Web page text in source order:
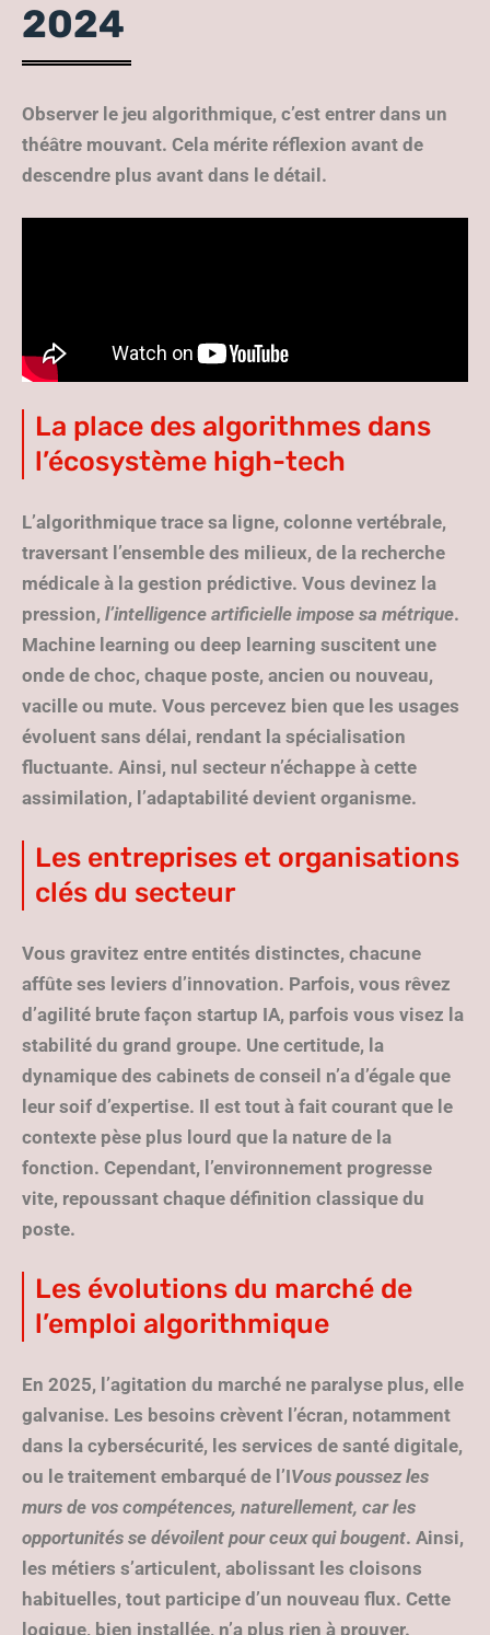
2024
Observer le jeu algorithmique, c’est entrer dans un
théâtre mouvant. Cela mérite réflexion avant de
descendre plus avant dans le détail.
La place des algorithmes dans
l’écosystème high-tech
L’algorithmique trace sa ligne, colonne vertébrale,
traversant l’ensemble des milieux, de la recherche
médicale à la gestion prédictive. Vous devinez la
pression, l’intelligence artificielle impose sa métrique.
Machine learning ou deep learning suscitent une
onde de choc, chaque poste, ancien ou nouveau,
vacille ou mute. Vous percevez bien que les usages
évoluent sans délai, rendant la spécialisation
fluctuante. Ainsi, nul secteur n’échappe à cette
assimilation, l’adaptabilité devient organisme.
Les entreprises et organisations
clés du secteur
Vous gravitez entre entités distinctes, chacune
affûte ses leviers d’innovation. Parfois, vous rêvez
d’agilité brute façon startup IA, parfois vous visez la
stabilité du grand groupe. Une certitude, la
dynamique des cabinets de conseil n’a d’égale que
leur soif d’expertise. Il est tout à fait courant que le
contexte pèse plus lourd que la nature de la
fonction. Cependant, l’environnement progresse
vite, repoussant chaque définition classique du
poste.
Les évolutions du marché de
l’emploi algorithmique
En 2025, l’agitation du marché ne paralyse plus, elle
galvanise. Les besoins crèvent l’écran, notamment
dans la cybersécurité, les services de santé digitale,
ou le traitement embarqué de l’IVous poussez les
murs de vos compétences, naturellement, car les
opportunités se dévoilent pour ceux qui bougent. Ainsi,
les métiers s’articulent, abolissant les cloisons
habituelles, tout participe d’un nouveau flux. Cette
logique, bien installée, n’a plus rien à prouver.